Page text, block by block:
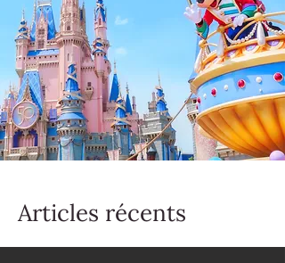
Articles récents